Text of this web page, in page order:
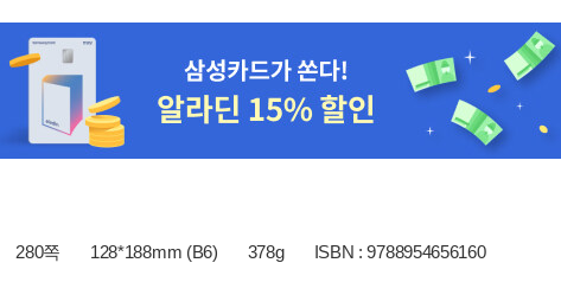
280쪽 128*188mm (B6) 378g ISBN : 9788954656160